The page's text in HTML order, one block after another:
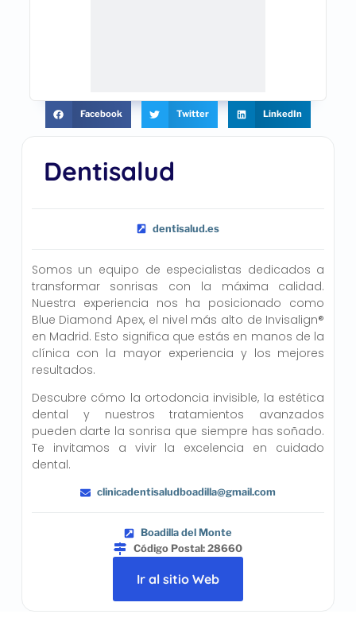
Dentisalud
dentisalud.es
Somos un equipo de especialistas dedicados a
transformar sonrisas con la máxima calidad.
Nuestra experiencia nos ha posicionado como
Blue Diamond Apex, el nivel más alto de Invisalign®
en Madrid. Esto significa que estás en manos de la
clínica con la mayor experiencia y los mejores
resultados.
Descubre cómo la ortodoncia invisible, la estética
dental y nuestros tratamientos avanzados
pueden darte la sonrisa que siempre has soñado.
Te invitamos a vivir la excelencia en cuidado
dental.
clinicadentisaludboadilla@gmail.com
Boadilla del Monte
Código Postal: 28660
Ir al sitio Web
Facebook Twitter LinkedIn